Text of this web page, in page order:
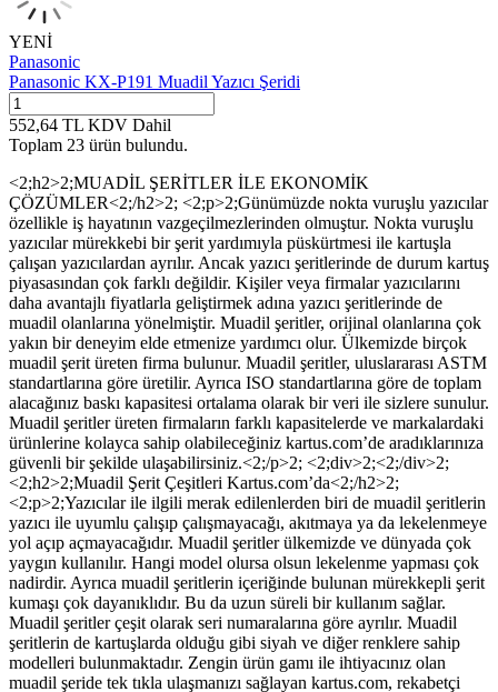
YENİ
Panasonic
Panasonic KX-P191 Muadil Yazıcı Şeridi
552,64 TL KDV Dahil
Toplam 23 ürün bulundu.
<2;h2>2;MUADİL ŞERİTLER İLE EKONOMİK
ÇÖZÜMLER<2;/h2>2; <2;p>2;Günümüzde nokta vuruşlu yazıcılar
özellikle iş hayatının vazgeçilmezlerinden olmuştur. Nokta vuruşlu
yazıcılar mürekkebi bir şerit yardımıyla püskürtmesi ile kartuşla
çalışan yazıcılardan ayrılır. Ancak yazıcı şeritlerinde de durum kartuş
piyasasından çok farklı değildir. Kişiler veya firmalar yazıcılarını
daha avantajlı fiyatlarla geliştirmek adına yazıcı şeritlerinde de
muadil olanlarına yönelmiştir. Muadil şeritler, orijinal olanlarına çok
yakın bir deneyim elde etmenize yardımcı olur. Ülkemizde birçok
muadil şerit üreten firma bulunur. Muadil şeritler, uluslararası ASTM
standartlarına göre üretilir. Ayrıca ISO standartlarına göre de toplam
alacağınız baskı kapasitesi ortalama olarak bir veri ile sizlere sunulur.
Muadil şeritler üreten firmaların farklı kapasitelerde ve markalardaki
ürünlerine kolayca sahip olabileceğiniz kartus.com’de aradıklarınıza
güvenli bir şekilde ulaşabilirsiniz.<2;/p>2; <2;div>2;<2;/div>2;
<2;h2>2;Muadil Şerit Çeşitleri Kartus.com’da<2;/h2>2;
<2;p>2;Yazıcılar ile ilgili merak edilenlerden biri de muadil şeritlerin
yazıcı ile uyumlu çalışıp çalışmayacağı, akıtmaya ya da lekelenmeye
yol açıp açmayacağıdır. Muadil şeritler ülkemizde ve dünyada çok
yaygın kullanılır. Hangi model olursa olsun lekelenme yapması çok
nadirdir. Ayrıca muadil şeritlerin içeriğinde bulunan mürekkepli şerit
kumaşı çok dayanıklıdır. Bu da uzun süreli bir kullanım sağlar.
Muadil şeritler çeşit olarak seri numaralarına göre ayrılır. Muadil
şeritlerin de kartuşlarda olduğu gibi siyah ve diğer renklere sahip
modelleri bulunmaktadır. Zengin ürün gamı ile ihtiyacınız olan
muadil şeride tek tıkla ulaşmanızı sağlayan kartus.com, rekabetçi